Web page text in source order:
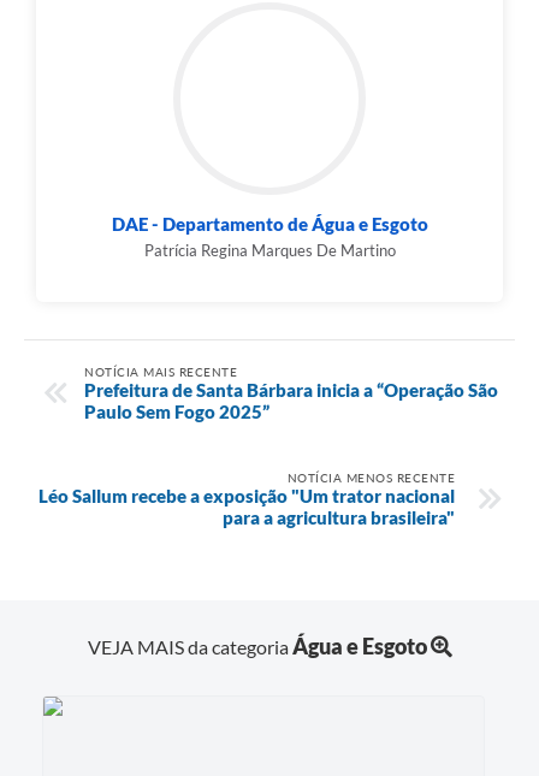
DAE - Departamento de Água e Esgoto
Patrícia Regina Marques De Martino
NOTÍCIA MAIS RECENTE
Prefeitura de Santa Bárbara inicia a “Operação São
Paulo Sem Fogo 2025”
NOTÍCIA MENOS RECENTE
Léo Sallum recebe a exposição "Um trator nacional
para a agricultura brasileira"
VEJA MAIS da categoriaÁgua e Esgoto